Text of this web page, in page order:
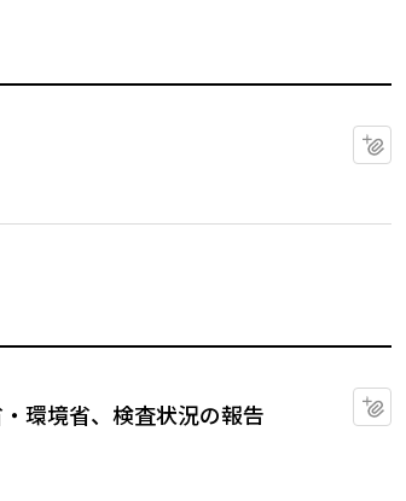
環境省、検査状況の報告